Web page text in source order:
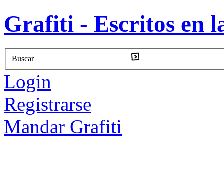
Grafiti - Escritos en
Buscar
Login
Registrarse
Mandar Grafiti